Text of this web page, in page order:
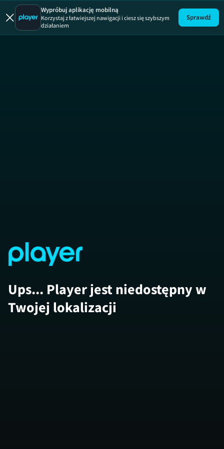
Wypróbuj aplikację mobilną
Korzystaj z łatwiejszej nawigacji i ciesz się szybszym
działaniem
Sprawdź
Ups... Player jest niedostępny w
Twojej lokalizacji